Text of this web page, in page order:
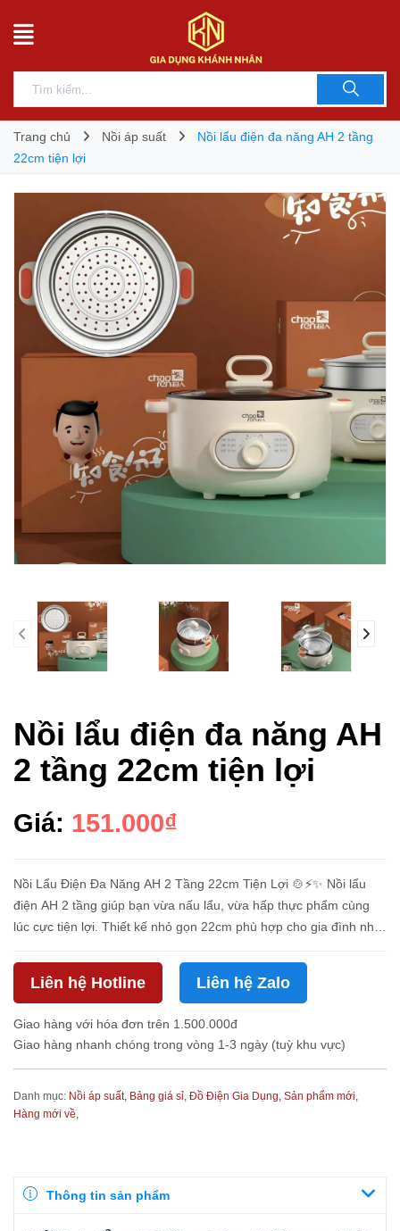
Trang chủ Nồi áp suất
Nồi lẩu điện đa năng AH 2 tầng
22cm tiện lợi
prev
Nồi lẩu điện đa năng AH
2 tầng 22cm tiện lợi
Giá: 151.000₫
Nồi Lẩu Điện Đa Năng AH 2 Tầng 22cm Tiện Lợi 🍲⚡✨ Nồi lẩu
điện AH 2 tầng giúp bạn vừa nấu lẩu, vừa hấp thực phẩm cùng
lúc cực tiện lợi. Thiết kế nhỏ gọn 22cm phù hợp cho gia đình nhỏ,
Tên...
Liên hệ Hotline Liên hệ Zalo
Giao hàng với hóa đơn trên 1.500.000đ
Giao hàng nhanh chóng trong vòng 1-3 ngày (tuỳ khu vực)
Danh mục: Nồi áp suất, Bảng giá sỉ, Đồ Điện Gia Dụng, Sản phẩm mới,
Hàng mới về,
Thông tin sản phẩm